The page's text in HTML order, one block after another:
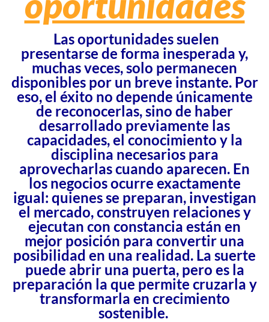
Las oportunidades suelen
presentarse de forma inesperada y,
muchas veces, solo permanecen
disponibles por un breve instante. Por
eso, el éxito no depende únicamente
de reconocerlas, sino de haber
desarrollado previamente las
capacidades, el conocimiento y la
disciplina necesarios para
aprovecharlas cuando aparecen. En
los negocios ocurre exactamente
igual: quienes se preparan, investigan
el mercado, construyen relaciones y
ejecutan con constancia están en
mejor posición para convertir una
posibilidad en una realidad. La suerte
puede abrir una puerta, pero es la
preparación la que permite cruzarla y
transformarla en crecimiento
sostenible.